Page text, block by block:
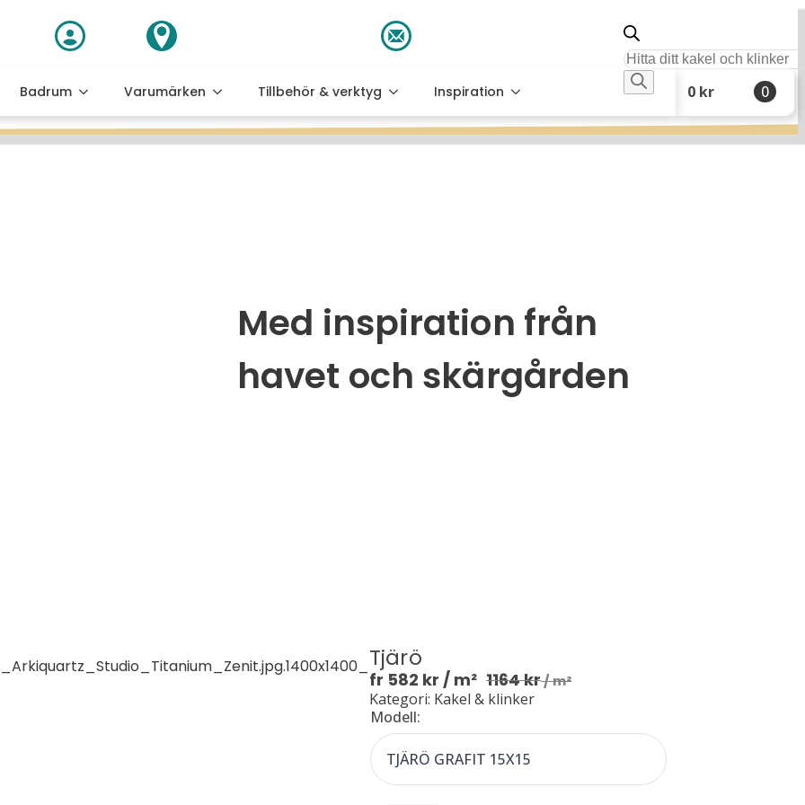
Produktsökning
Badrum Varumärken Tillbehör & verktyg Inspiration 0 kr 0
Med inspiration från
havet och skärgården
Tjärö
fr 582 kr / m² 1164kr/ m²
Kategori: Kakel & klinker
Modell: